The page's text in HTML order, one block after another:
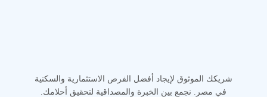
شريكك الموثوق لإيجاد أفضل الفرص الاستثمارية والسكنية
في مصر. نجمع بين الخبرة والمصداقية لتحقيق أحلامك.